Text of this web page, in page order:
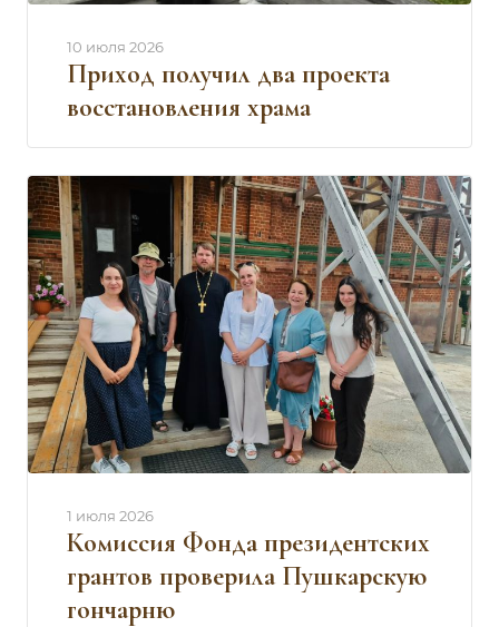
Приход получил два проекта
восстановления храма
10 июля 2026
Комиссия Фонда президентских
грантов проверила Пушкарскую
гончарню
1 июля 2026